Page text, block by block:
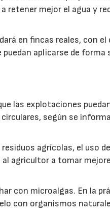
retener mejor el agua y
en fincas reales, con el
aplicarse de forma
las explotaciones
según se
agrícolas, el uso
agricultor a tomar
con microalgas. En la
con organismos